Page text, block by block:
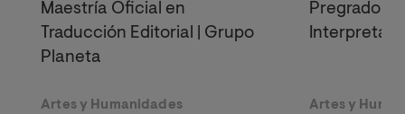
Maestría Oficial en
Traducción Editorial | Grupo
Planeta
Artes y Humanidades
Pregrado
Artes y